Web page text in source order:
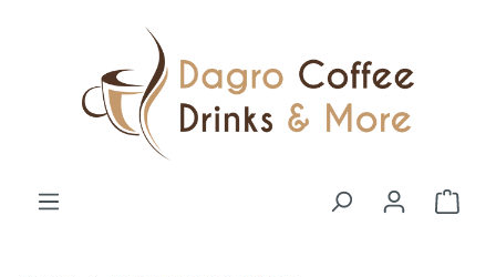
Zum Hauptinhalt springen